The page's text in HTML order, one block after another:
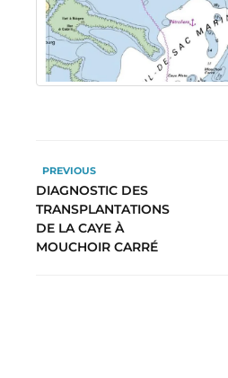
PREVIOUS
DIAGNOSTIC DES
TRANSPLANTATIONS
DE LA CAYE À
MOUCHOIR CARRÉ